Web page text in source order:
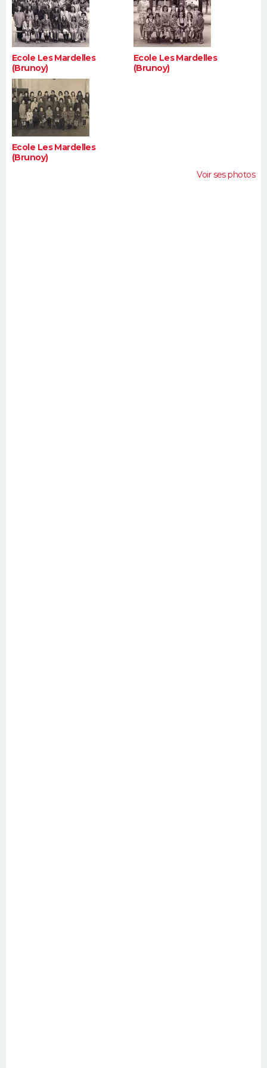
Ecole Les Mardelles
(Brunoy)
Ecole Les Mardelles
(Brunoy)
Ecole Les Mardelles
(Brunoy)
Voir ses photos